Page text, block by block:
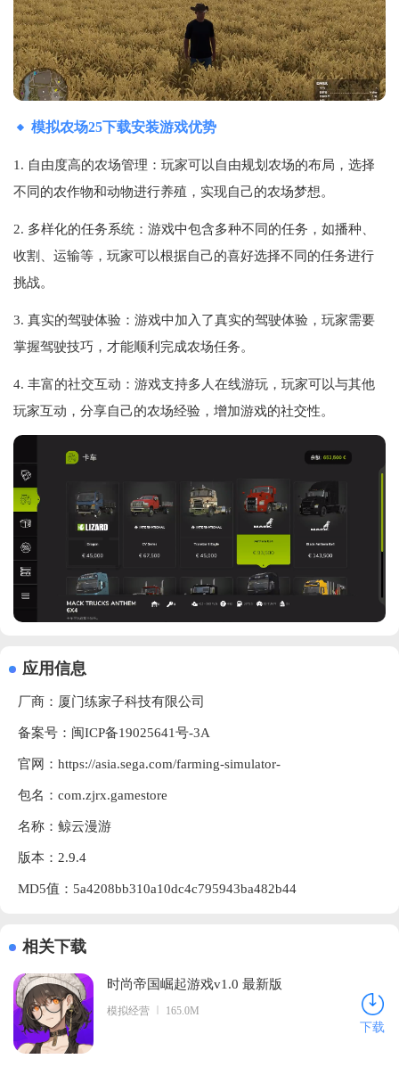
模拟农场25下载安装游戏优势
1. 自由度高的农场管理：玩家可以自由规划农场的布局，选择
不同的农作物和动物进行养殖，实现自己的农场梦想。
2. 多样化的任务系统：游戏中包含多种不同的任务，如播种、
收割、运输等，玩家可以根据自己的喜好选择不同的任务进行
挑战。
3. 真实的驾驶体验：游戏中加入了真实的驾驶体验，玩家需要
掌握驾驶技巧，才能顺利完成农场任务。
4. 丰富的社交互动：游戏支持多人在线游玩，玩家可以与其他
玩家互动，分享自己的农场经验，增加游戏的社交性。
应用信息
厂商： 厦门练家子科技有限公司
备案号：闽ICP备19025641号-3A
官网： https://asia.sega.com/farming-simulator-
包名：com.zjrx.gamestore
名称：鲸云漫游
版本：2.9.4
MD5值：5a4208bb310a10dc4c795943ba482b44
相关下载
时尚帝国崛起游戏v1.0 最新版
模拟经营 165.0M
下载